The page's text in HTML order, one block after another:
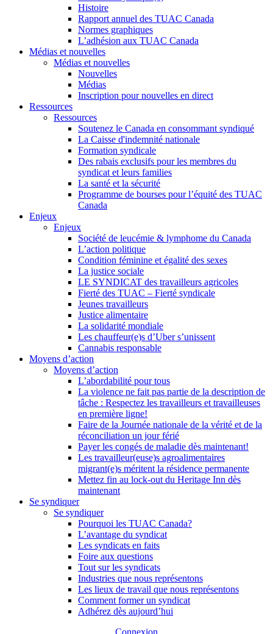
Histoire
Rapport annuel des TUAC Canada
Normes graphiques
L’adhésion aux TUAC Canada
Médias et nouvelles
Médias et nouvelles
Nouvelles
Médias
Inscription pour nouvelles en direct
Ressources
Ressources
Soutenez le Canada en consommant syndiqué
La Caisse d'indemnité nationale
Formation syndicale
Des rabais exclusifs pour les membres du
syndicat et leurs families
La santé et la sécurité
Programme de bourses pour l’équité des TUAC
Canada
Enjeux
Enjeux
Société de leucémie & lymphome du Canada
L’action politique
Condition féminine et égalité des sexes
La justice sociale
LE SYNDICAT des travailleurs agricoles
Fierté des TUAC – Fierté syndicale
Jeunes travailleurs
Justice alimentaire
La solidarité mondiale
Les chauffeur(e)s d’Uber s’unissent
Cannabis responsable
Moyens d’action
Moyens d’action
L’abordabilité pour tous
La violence ne fait pas partie de la description de
tâche : Respectez les travailleurs et travailleuses
en première ligne!
Faire de la Journée nationale de la vérité et de la
réconciliation un jour férié
Payer les congés de maladie dès maintenant!
Les travailleur(euse)s agroalimentaires
migrant(e)s méritent la résidence permanente
Mettez fin au lock-out du Heritage Inn dès
maintenant
Se syndiquer
Se syndiquer
Pourquoi les TUAC Canada?
L’avantage du syndicat
Les syndicats en faits
Foire aux questions
Tout sur les syndicats
Industries que nous représentons
Les lieux de travail que nous représentons
Comment former un syndicat
Adhérez dès aujourd’hui